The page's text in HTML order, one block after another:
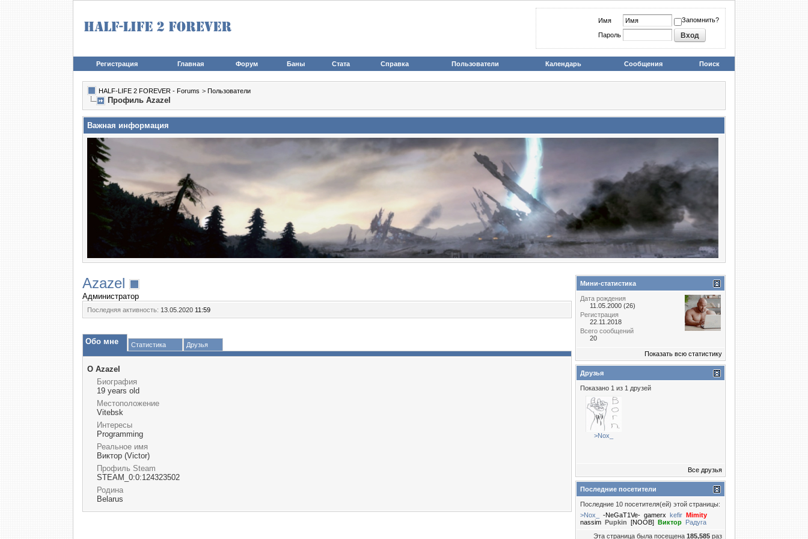
Имя Запомнить?
Пароль
Регистрация Главная Форум Баны Стата Справка Пользователи Календарь Сообщения Поиск
HALF-LIFE 2 FOREVER - Forums > Пользователи
Профиль Azazel
Важная информация
Azazel
Администратор
Последняя активность: 13.05.2020 11:59
Обо мне Статистика Друзья
О Azazel
Биография
19 years old
Местоположение
Vitebsk
Интересы
Programming
Реальное имя
Виктор (Victor)
Профиль Steam
STEAM_0:0:124323502
Родина
Belarus
Мини-статистика
Дата рождения
11.05.2000 (26)
Регистрация
22.11.2018
Всего сообщений
20
Показать всю статистику
Друзья
Показано 1 из 1 друзей
>Nox_
Все друзья
Последние посетители
Последние 10 посетителя(ей) этой страницы:
>Nox_
-NeGaT1Ve- gamerx kefir Mimity
nassim Puрkin [NOOB] Виктор Радуга
Эта страница была посещена 185,585 раз